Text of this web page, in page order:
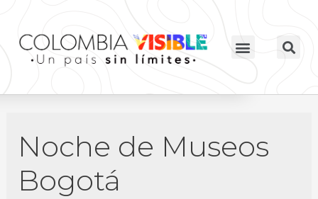
Noche de Museos
Bogotá